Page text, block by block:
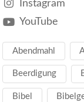
Instagram
YouTube
Abendmahl
Beerdigung
Bibel